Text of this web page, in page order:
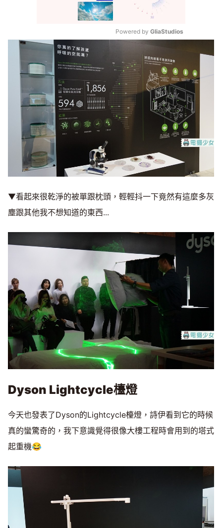
Powered by GliaStudios
▼看起來很乾淨的被單跟枕頭，輕輕抖一下竟然有這麼多灰
塵跟其他我不想知道的東西...
Dyson Lightcycle檯燈
今天也發表了Dyson的Lightcycle檯燈，詩伊看到它的時候
真的蠻驚奇的，我下意識覺得很像大樓工程時會用到的塔式
起重機😂